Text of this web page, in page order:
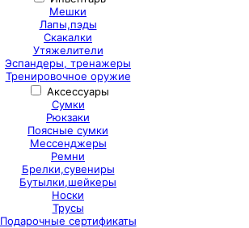
Мешки
Лапы,пэды
Скакалки
Утяжелители
Эспандеры, тренажеры
Тренировочное оружие
Аксессуары
Сумки
Рюкзаки
Поясные сумки
Мессенджеры
Ремни
Брелки,сувениры
Бутылки,шейкеры
Носки
Трусы
Подарочные сертификаты